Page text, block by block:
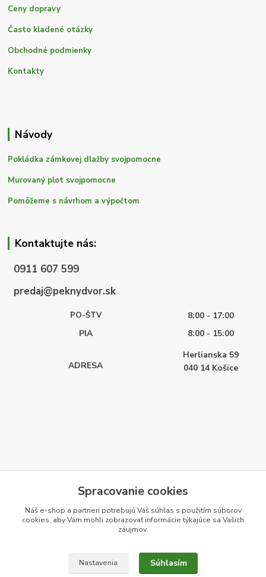
Ceny dopravy
Často kladené otázky
Obchodné podmienky
Kontakty
Návody
Pokládka zámkovej dlažby svojpomocne
Murovaný plot svojpomocne
Pomôžeme s návrhom a výpočtom
Kontaktujte nás:
0911 607 599
predaj@peknydvor.sk
PO-ŠTV
8:00 - 17:00
PIA
8:00 - 15:00
ADRESA
Herlianska 59
040 14 Košice
Spracovanie cookies
Náš e-shop a partneri potrebujú Váš súhlas s použitím súborov
cookies, aby Vám mohli zobrazovať informácie týkajúce sa Vašich
záujmov.
Nastavenia Súhlasím